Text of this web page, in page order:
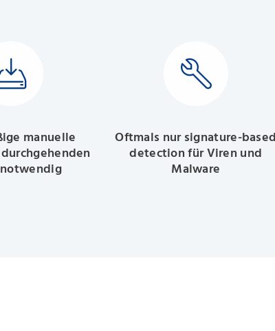
manuelle
notwendig
Oftmals nur signature-based
detection für Viren und
Malware